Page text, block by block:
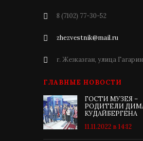
8 (7102) 77-30-52
zhezvestnik@mail.ru
г. Жезказган, улица
ГЛАВНЫЕ НОВОСТИ
ГОСТИ МУЗЕЯ –
РОДИТЕЛИ
КУДАЙБЕРГЕНА
11.11.2022 в 14:12